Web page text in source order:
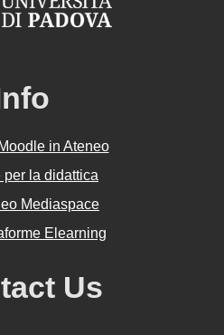
in Ateneo
per la didattica
Mediaspace
Elearning
Us